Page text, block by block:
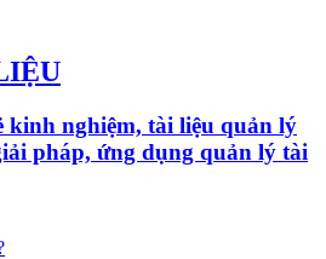
kinh nghiệm, tài liệu quản lý
pháp, ứng dụng quản lý tài